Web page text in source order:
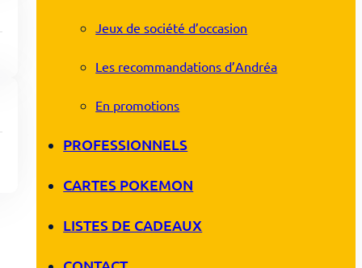
Jeux de société d’occasion
Les recommandations d’Andréa
En promotions
PROFESSIONNELS
CARTES POKEMON
LISTES DE CADEAUX